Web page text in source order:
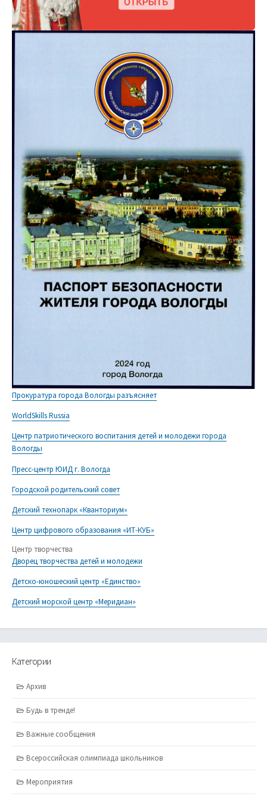
Прокуратура города Вологды разъясняет
WorldSkills Russia
Центр патриотического воспитания детей и молодежи города
Вологды
Пресс-центр ЮИД г. Вологда
Городской родительский совет
Детский технопарк «Кванториум»
Центр цифрового образования «ИТ-КУБ»
Центр творчества
Дворец творчества детей и молодежи
Детско-юношеский центр «Единство»
Детский морской центр «Меридиан»
Категории
Архив
Будь в тренде!
Важные сообщения
Всероссийская олимпиада школьников
Мероприятия